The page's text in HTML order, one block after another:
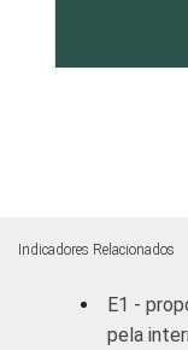
Indicadores Relacionados
E1 -
pela